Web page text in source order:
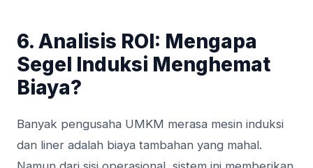
6. Analisis ROI: Mengapa
Segel Induksi Menghemat
Biaya?
Banyak pengusaha UMKM merasa mesin induksi
dan liner adalah biaya tambahan yang mahal.